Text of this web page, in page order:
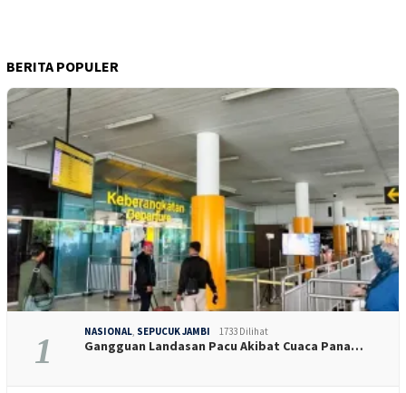
BERITA POPULER
1 NASIONAL SEPUCUK JAMBI 1733 Dilihat
Gangguan Landasan Pacu Akibat Cuaca Pana…